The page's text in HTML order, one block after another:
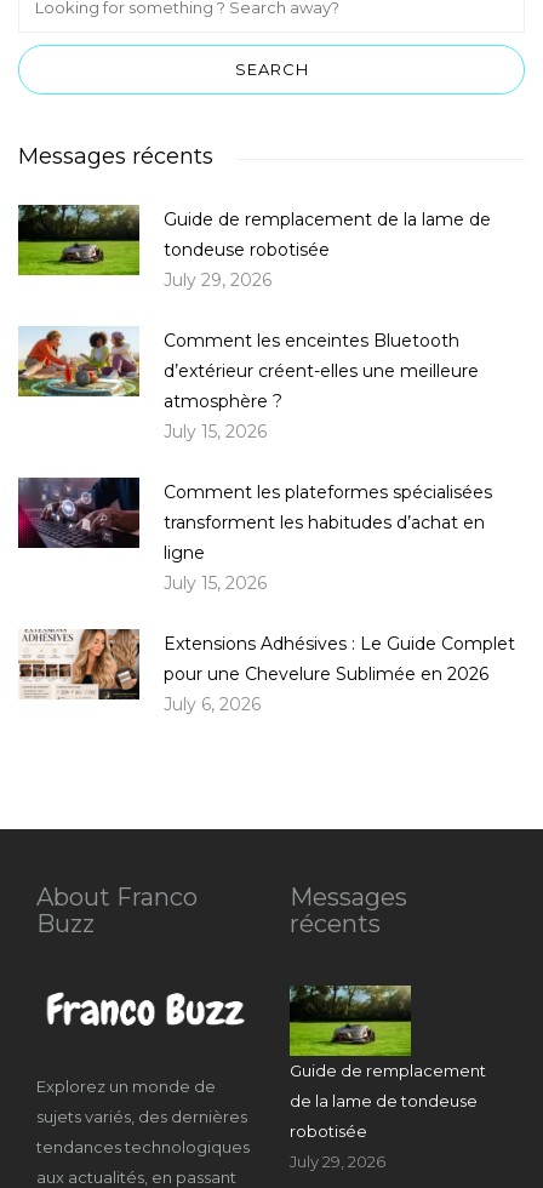
Messages récents
Guide de remplacement de la lame de
tondeuse robotisée
July 29, 2026
Comment les enceintes Bluetooth
d’extérieur créent-elles une meilleure
atmosphère ?
July 15, 2026
Comment les plateformes spécialisées
transforment les habitudes d’achat en
ligne
July 15, 2026
Extensions Adhésives : Le Guide Complet
pour une Chevelure Sublimée en 2026
July 6, 2026
About Franco
Buzz
Explorez un monde de
sujets variés, des dernières
tendances technologiques
aux actualités, en passant
Messages
récents
Guide de remplacement
de la lame de tondeuse
robotisée
July 29, 2026